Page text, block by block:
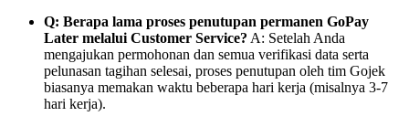
Q: Berapa lama proses penutupan permanen GoPay
Later melalui Customer Service? A: Setelah Anda
mengajukan permohonan dan semua verifikasi data serta
pelunasan tagihan selesai, proses penutupan oleh tim Gojek
biasanya memakan waktu beberapa hari kerja (misalnya 3-7
hari kerja).